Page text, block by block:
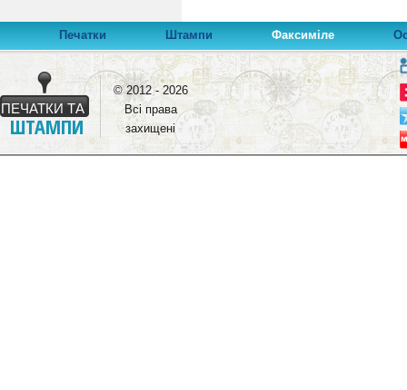
Печатки Штампи Факсиміле
ПЕЧАТКИ ТА
ШТАМПИ
© 2012 - 2026
Всі права
захищені